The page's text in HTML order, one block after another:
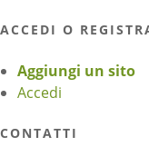
ACCEDI O
Aggiungi un sito
Accedi
CONTATTI